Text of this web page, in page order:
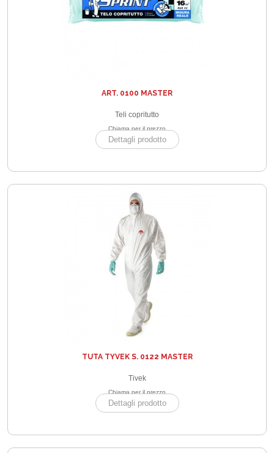
ART. 0100 MASTER
Teli copritutto
Chiama per il prezzo
Dettagli prodotto
TUTA TYVEK S. 0122 MASTER
Tivek
Chiama per il prezzo
Dettagli prodotto